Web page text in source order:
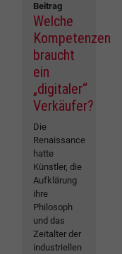
Beitrag
Welche
Kompetenzen
braucht
ein
„digitaler“
Verkäufer?
Die
Renaissance
hatte
Künstler, die
Aufklärung
ihre
Philosoph
und das
Zeitalter der
industriellen